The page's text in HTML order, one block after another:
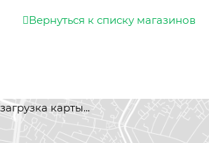
Вернуться к списку магазинов
загрузка карты...